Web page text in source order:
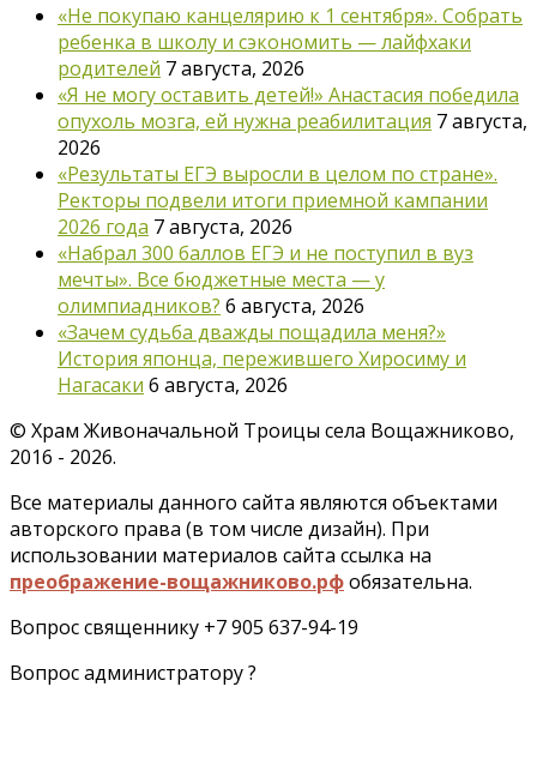
«Не покупаю канцелярию к 1 сентября». Собрать
ребенка в школу и сэкономить — лайфхаки
родителей 7 августа, 2026
«Я не могу оставить детей!» Анастасия победила
опухоль мозга, ей нужна реабилитация 7 августа,
2026
«Результаты ЕГЭ выросли в целом по стране».
Ректоры подвели итоги приемной кампании
2026 года 7 августа, 2026
«Набрал 300 баллов ЕГЭ и не поступил в вуз
мечты». Все бюджетные места — у
олимпиадников? 6 августа, 2026
«Зачем судьба дважды пощадила меня?»
История японца, пережившего Хиросиму и
Нагасаки 6 августа, 2026
© Храм Живоначальной Троицы села Вощажниково,
2016 - 2026.
Все материалы данного сайта являются объектами
авторского права (в том числе дизайн). При
использовании материалов сайта ссылка на
преображение-вощажниково.рфобязательна.
Вопрос священнику +7 905 637-94-19
Вопрос администратору ?